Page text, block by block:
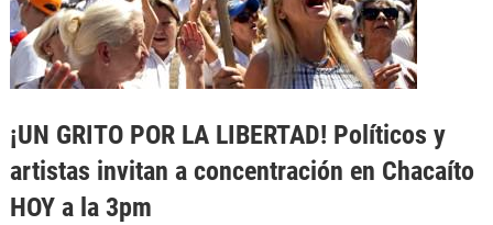
¡UN GRITO POR LA LIBERTAD! Políticos y
artistas invitan a concentración en Chacaíto
HOY a la 3pm